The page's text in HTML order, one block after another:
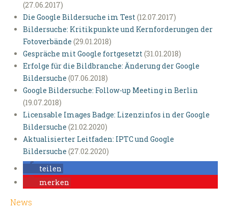
(27.06.2017)
Die Google Bildersuche im Test(12.07.2017)
Bildersuche: Kritikpunkte und Kernforderungen der
Fotoverbände (29.01.2018)
Gespräche mit Google fortgesetzt(31.01.2018)
Erfolge für die Bildbranche: Änderung der Google
Bildersuche (07.06.2018)
Google Bildersuche: Follow-up Meeting in Berlin
(19.07.2018)
Licensable Images Badge: Lizenzinfos in der Google
Bildersuche (21.02.2020)
Aktualisierter Leitfaden: IPTC und Google
Bildersuche (27.02.2020)
teilen
merken
News